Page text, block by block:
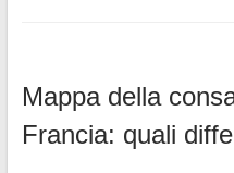
Mappa della
Francia: quali